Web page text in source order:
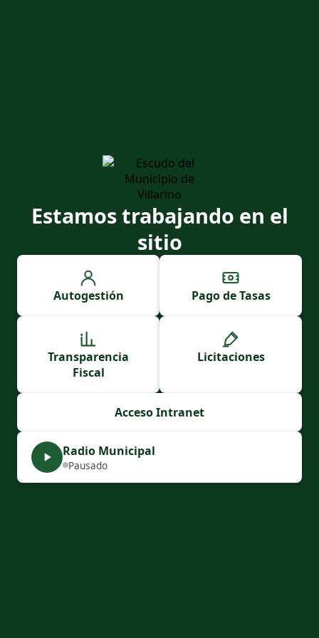
Estamos trabajando en el
sitio
Autogestión Pago de Tasas
Transparencia
Fiscal
Licitaciones
Acceso Intranet
Radio Municipal
Pausado